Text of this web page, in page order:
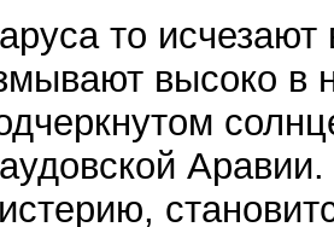
то
высоко в